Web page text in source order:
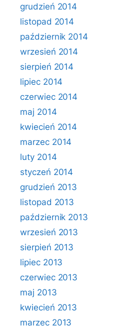
grudzień 2014
listopad 2014
październik 2014
wrzesień 2014
sierpień 2014
lipiec 2014
czerwiec 2014
maj 2014
kwiecień 2014
marzec 2014
luty 2014
styczeń 2014
grudzień 2013
listopad 2013
październik 2013
wrzesień 2013
sierpień 2013
lipiec 2013
czerwiec 2013
maj 2013
kwiecień 2013
marzec 2013